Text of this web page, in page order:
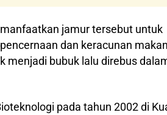
jamur tersebut untuk
dan keracunan
menjadi bubuk lalu direbus
pada tahun 2002 di